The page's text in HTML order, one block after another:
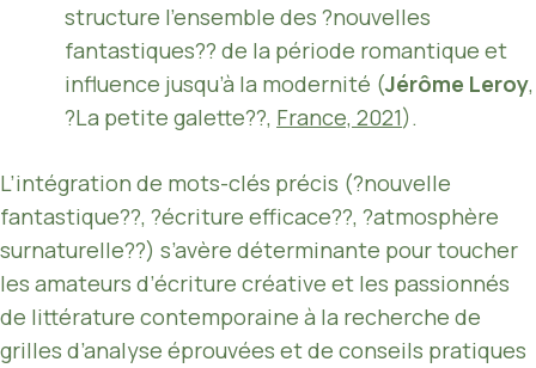
structure l’ensemble des ?nouvelles
fantastiques?? de la période romantique et
influence jusqu’à la modernité (Jérôme Leroy,
?La petite galette??, France, 2021).
L’intégration de mots-clés précis (?nouvelle
fantastique??, ?écriture efficace??, ?atmosphère
surnaturelle??) s’avère déterminante pour toucher
les amateurs d’écriture créative et les passionnés
de littérature contemporaine à la recherche de
grilles d’analyse éprouvées et de conseils pratiques